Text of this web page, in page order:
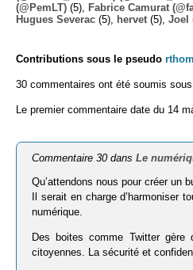
(@PemLT) (5), Fabrice Camurat
Hugues Severac (5), hervet (5), Joel
Contributions sous le pseudo
30 commentaires ont été soumis
Le premier commentaire date du 14
Commentaire 30 dansLe
Qu’attendons nous pour créer un
Il serait en charge d’harmoniser
numérique.
Des boites comme Twitter
citoyennes. La sécurité et